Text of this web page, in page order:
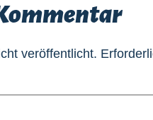
veröffentlicht.